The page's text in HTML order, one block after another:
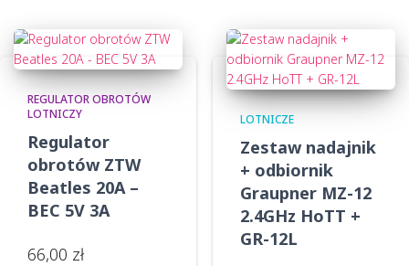
wysokiej
REGULATOR OBROTÓW
LOTNICZY
Regulator
obrotów ZTW
Beatles 20A –
BEC 5V 3A
66,00 zł
LOTNICZE
Zestaw nadajnik
+ odbiornik
Graupner MZ-12
2.4GHz HoTT +
GR-12L